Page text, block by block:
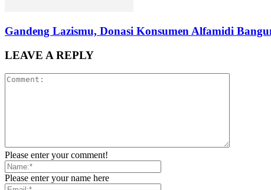
Gandeng Lazismu, Donasi Konsumen Alfamidi
LEAVE A REPLY
Please enter your comment!
Please enter your name here